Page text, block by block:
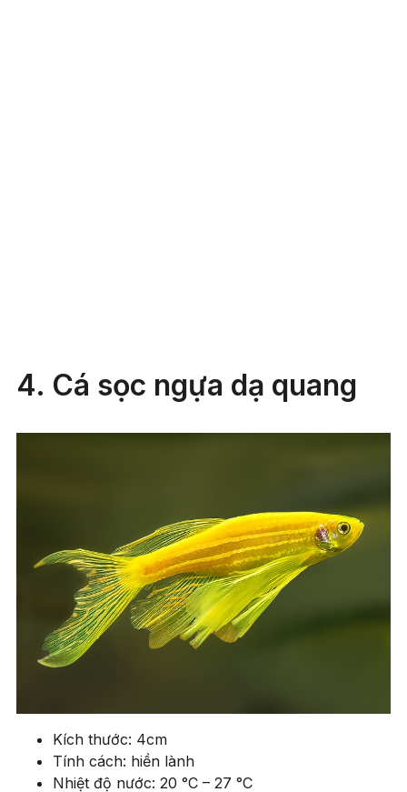
4. Cá sọc ngựa dạ quang
Kích thước: 4cm
Tính cách: hiền lành
Nhiệt độ nước: 20 °C – 27 °C